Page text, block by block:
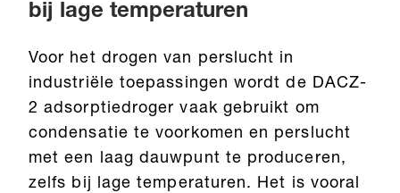
bij lage temperaturen
Voor het drogen van perslucht in
industriële toepassingen wordt de DACZ-
2 adsorptiedroger vaak gebruikt om
condensatie te voorkomen en perslucht
met een laag dauwpunt te produceren,
zelfs bij lage temperaturen. Het is vooral